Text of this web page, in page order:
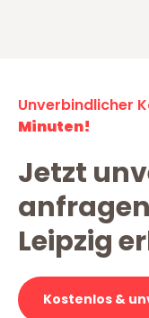
Unverbindlicher
Minuten!
Jetzt
Leipzig
Kostenlos &